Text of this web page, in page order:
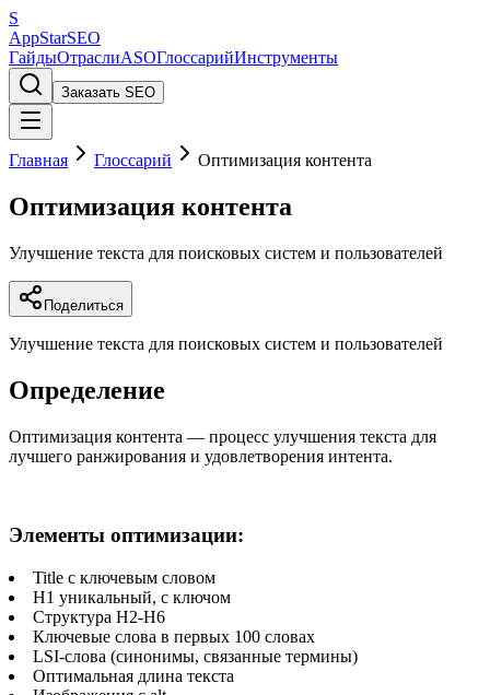
S
AppStarSEO
ГайдыОтраслиASOГлоссарийИнструменты
Заказать SEO
Главная Глоссарий Оптимизация контента
Оптимизация контента
Улучшение текста для поисковых систем и пользователей
Поделиться
Улучшение текста для поисковых систем и пользователей
Определение
Оптимизация контента — процесс улучшения текста для
лучшего ранжирования и удовлетворения интента.
Элементы оптимизации:
Title с ключевым словом
H1 уникальный, с ключом
Структура H2-H6
Ключевые слова в первых 100 словах
LSI-слова (синонимы, связанные термины)
Оптимальная длина текста